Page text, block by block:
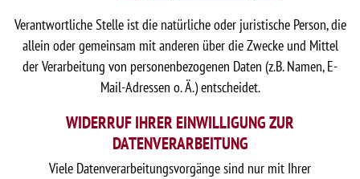
Verantwortliche Stelle ist die natürliche oder juristische Person, die
allein oder gemeinsam mit anderen über die Zwecke und Mittel
der Verarbeitung von personenbezogenen Daten (z.B. Namen, E-
Mail-Adressen o. Ä.) entscheidet.
WIDERRUF IHRER EINWILLIGUNG ZUR
DATENVERARBEITUNG
Viele Datenverarbeitungsvorgänge sind nur mit Ihrer